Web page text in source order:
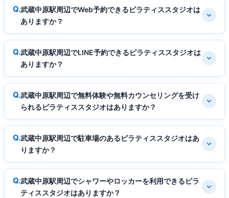
武蔵中原駅周辺でWeb予約できるピラティススタジオは
ありますか？
武蔵中原駅周辺でLINE予約できるピラティススタジオは
ありますか？
武蔵中原駅周辺で無料体験や無料カウンセリングを受け
られるピラティススタジオはありますか？
武蔵中原駅周辺で駐車場のあるピラティススタジオはあ
りますか？
武蔵中原駅周辺でシャワーやロッカーを利用できるピラ
ティススタジオはありますか？